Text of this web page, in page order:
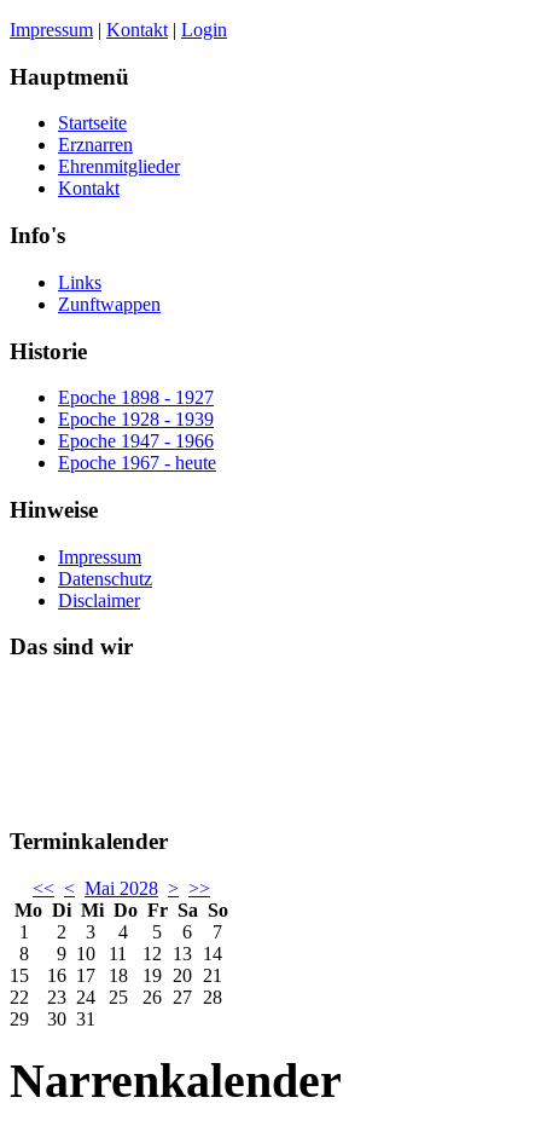
Impressum | Kontakt | Login
Hauptmenü
Startseite
Erznarren
Ehrenmitglieder
Kontakt
Info's
Links
Zunftwappen
Historie
Epoche 1898 - 1927
Epoche 1928 - 1939
Epoche 1947 - 1966
Epoche 1967 - heute
Hinweise
Impressum
Datenschutz
Disclaimer
Das sind wir
Terminkalender
<< < Mai 2028 > >>
Mo Di Mi Do Fr Sa So
1
2 3 4 5 6
7
8
9 10 11 12 13 14
15
16 17 18 19 20 21
22
23 24 25 26 27 28
29
30 31
Narrenkalender